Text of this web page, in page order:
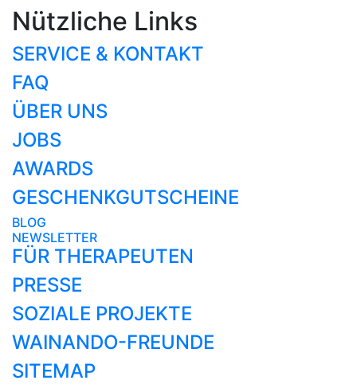
Nützliche Links
SERVICE & KONTAKT
FAQ
ÜBER UNS
JOBS
AWARDS
GESCHENKGUTSCHEINE
BLOG
NEWSLETTER
FÜR THERAPEUTEN
PRESSE
SOZIALE PROJEKTE
WAINANDO-FREUNDE
SITEMAP